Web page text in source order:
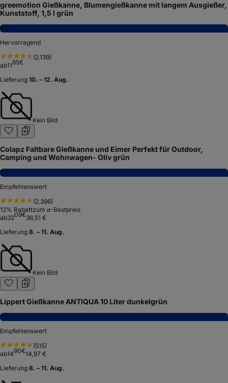
greemotion Gießkanne, Blumengießkanne mit langem Ausgießer,
Kunststoff, 1,5 l grün
8,0
Hervorragend
(2.139)
ab1185€
Lieferung 10. – 12. Aug.
Kein Bild
Colapz Faltbare Gießkanne und Eimer Perfekt für Outdoor,
Camping und Wohnwagen- Oliv grün
7,7
Empfehlenswert
(2.396)
12% Rabattzum ⌀-Bestpreis
ab3209€36,51 €
Lieferung 8. – 11. Aug.
Kein Bild
Lippert Gießkanne ANTIQUA 10 Liter dunkelgrün
7,6
Empfehlenswert
(515)
ab1490€14,97 €
Lieferung 8. – 11. Aug.